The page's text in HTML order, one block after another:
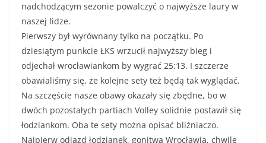
nadchodzącym sezonie powalczyć o najwyższe laury w
naszej lidze.
Pierwszy był wyrównany tylko na początku. Po
dziesiątym punkcie ŁKS wrzucił najwyższy bieg i
odjechał wrocławiankom by wygrać 25:13. I szczerze
obawialiśmy się, że kolejne sety też będą tak wyglądać.
Na szczęście nasze obawy okazały się zbędne, bo w
dwóch pozostałych partiach Volley solidnie postawił się
łodziankom. Oba te sety można opisać bliźniaczo.
Najpierw odjazd łodzianek, gonitwa Wrocławia, chwilę